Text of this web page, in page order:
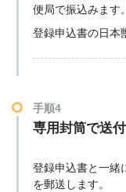
便局で振込みます。
登録申込書の日本
手順4
専用封筒で送付
登録申込書と一緒
を郵送します。